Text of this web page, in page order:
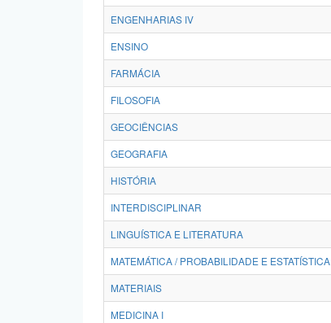
ENGENHARIAS IV
ENSINO
FARMÁCIA
FILOSOFIA
GEOCIÊNCIAS
GEOGRAFIA
HISTÓRIA
INTERDISCIPLINAR
LINGUÍSTICA E LITERATURA
MATEMÁTICA / PROBABILIDADE E ESTATÍSTICA
MATERIAIS
MEDICINA I